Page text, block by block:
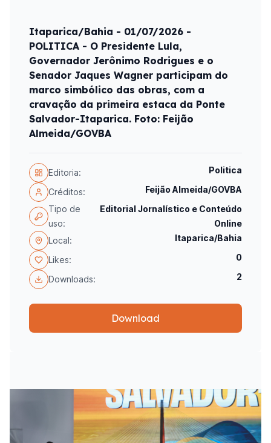
Itaparica/Bahia - 01/07/2026 -
POLITICA - O Presidente Lula,
Governador Jerônimo Rodrigues e o
Senador Jaques Wagner participam do
marco simbólico das obras, com a
cravação da primeira estaca da Ponte
Salvador-Itaparica. Foto: Feijão
Almeida/GOVBA
Editoria: Politica
Créditos:
Feijão Almeida/GOVBA
Tipo de
uso:
Editorial Jornalístico e Conteúdo
Online
Local:
Itaparica/Bahia
Likes: 0
Downloads: 2
Download